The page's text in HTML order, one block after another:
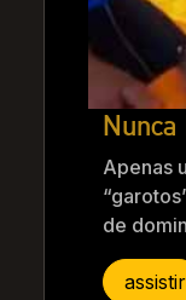
Apenas
de
assistir